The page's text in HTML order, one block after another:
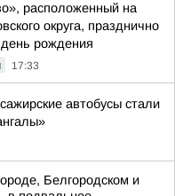
расположенный на
округа, празднично
рождения
17:33
автобусы стали
Белгородском и